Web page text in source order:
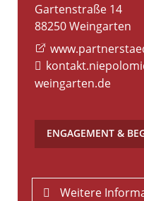
Gartenstraße 14
88250Weingarten
weingarten.de
ENGAGEMENT &
Weitere